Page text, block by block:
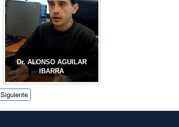
Dr. ALONSO AGUILAR
IBARRA
Siguiente